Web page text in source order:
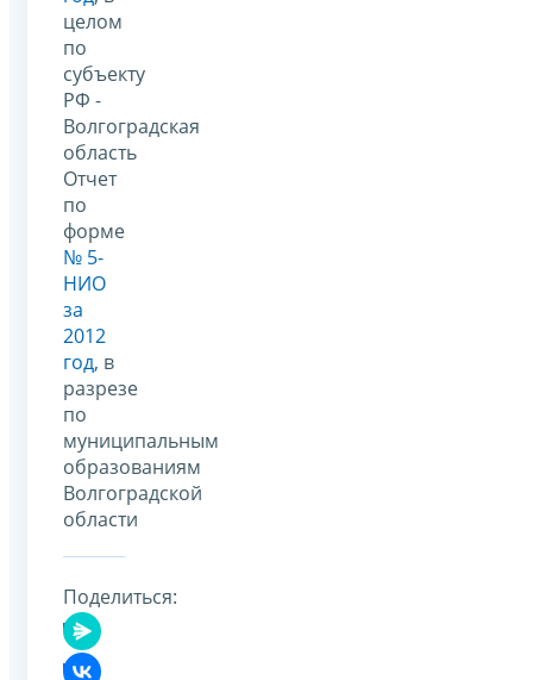
целом
по
субъекту
РФ -
Волгоградская
область
Отчет
по
форме
№ 5-
НИО
за
2012
год, в
разрезе
по
муниципальным
образованиям
Волгоградской
области
Поделиться: